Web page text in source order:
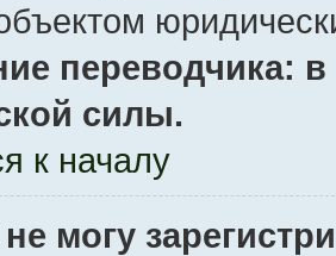
переводчика:
силы.
к началу
могу